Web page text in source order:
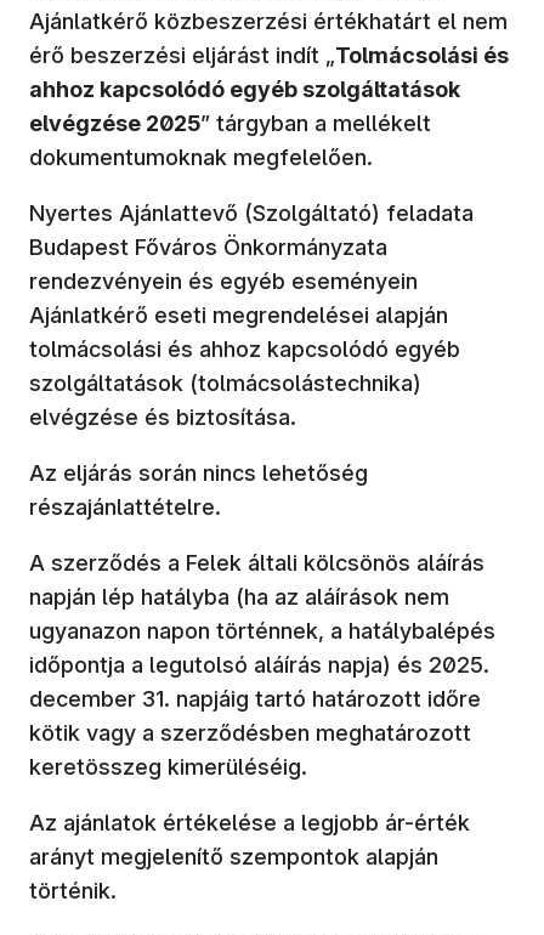
Ajánlatkérő közbeszerzési értékhatárt el nem
érő beszerzési eljárást indít „Tolmácsolási és
ahhoz kapcsolódó egyéb szolgáltatások
elvégzése 2025” tárgyban a mellékelt
dokumentumoknak megfelelően.
Nyertes Ajánlattevő (Szolgáltató) feladata
Budapest Főváros Önkormányzata
rendezvényein és egyéb eseményein
Ajánlatkérő eseti megrendelései alapján
tolmácsolási és ahhoz kapcsolódó egyéb
szolgáltatások (tolmácsolástechnika)
elvégzése és biztosítása.
Az eljárás során nincs lehetőség
részajánlattételre.
A szerződés a Felek általi kölcsönös aláírás
napján lép hatályba (ha az aláírások nem
ugyanazon napon történnek, a hatálybalépés
időpontja a legutolsó aláírás napja) és 2025.
december 31. napjáig tartó határozott időre
kötik vagy a szerződésben meghatározott
keretösszeg kimerüléséig.
Az ajánlatok értékelése a legjobb ár-érték
arányt megjelenítő szempontok alapján
történik.